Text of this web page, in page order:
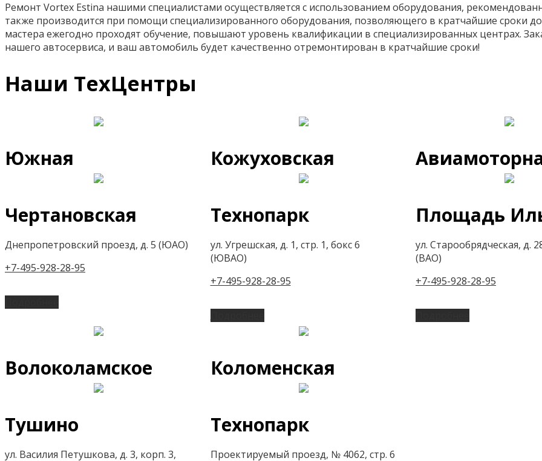
Ремонт Vortex Estina нашими специалистами осуществляется с использованием оборудования,
также производится при помощи специализированного оборудования, позволяющего в кратчайшие сроки
мастера ежегодно проходят обучение, повышают уровень квалификации в специализированных центрах.
нашего автосервиса, и ваш автомобиль будет качественно отремонтирован в кратчайшие сроки!
Наши ТехЦентры
Южная
Чертановская
Днепропетровский проезд, д. 5 (ЮАО)
+7-495-928-28-95
Кожуховская
Технопарк
ул. Угрешская, д. 1, стр. 1, бокс 6
(ЮВАО)
+7-495-928-28-95
Площадь
ул. Старообрядческая, д.
(ВАО)
+7-495-928-28-95
Волоколамское
Тушино
ул. Василия Петушкова, д. 3, корп. 3,
Коломенская
Технопарк
Проектируемый проезд, № 4062, стр. 6